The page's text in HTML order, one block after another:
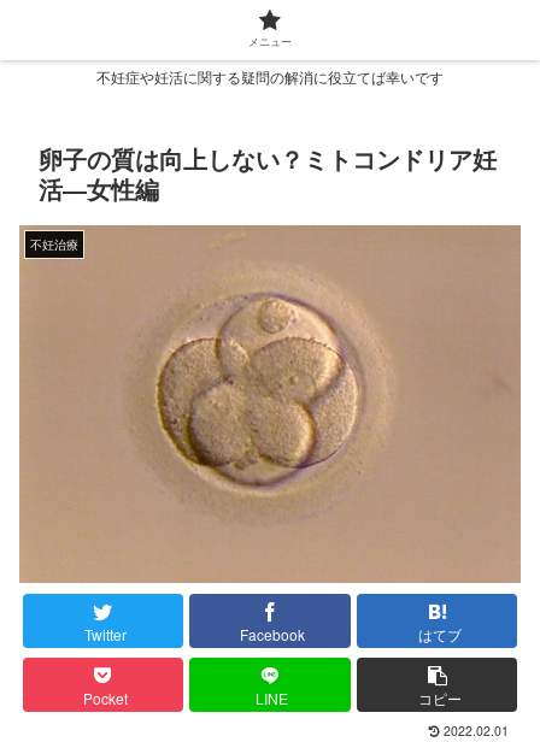
不妊症や妊活に関する疑問の解消に役立てば幸いです
卵子の質は向上しない？ミトコンドリア妊
活―女性編
不妊治療
Twitter Facebook はてブ
Pocket LINE コピー
2022.02.01
メニュー